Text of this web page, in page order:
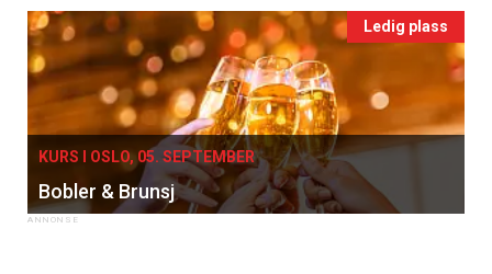
Ledig plass
KURS I OSLO, 05. SEPTEMBER
Bobler & Brunsj